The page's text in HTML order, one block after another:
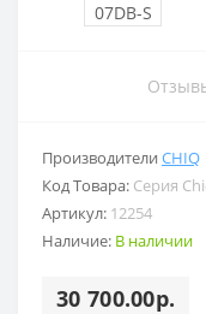
Производители CHIQ
Код Товара: Серия
Артикул: 12254
Наличие: В наличии
30 700.00р.